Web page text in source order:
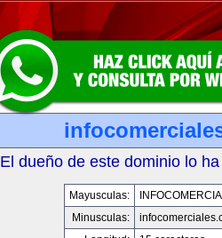
El dueño de este dominio lo
Mayusculas:
Minusculas: